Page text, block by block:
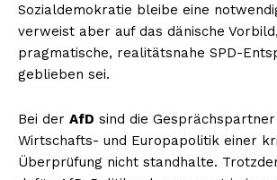
Sozialdemokratie bleibe eine
verweist aber auf das dänische
pragmatische, realitätsnahe SPD-
geblieben sei.
Bei der AfD sind die
Wirtschafts- und Europapolitik einer
Überprüfung nicht standhalte.